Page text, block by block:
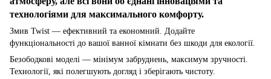
технологіями для максимального комфорту.
Змив Twist — ефективний та економний. Додайте
функціональності до вашої ванної кімнати без шкоди для екології.
Безободкові моделі — мінімум забруднень, максимум зручності.
Технології, які полегшують догляд і зберігають чистоту.